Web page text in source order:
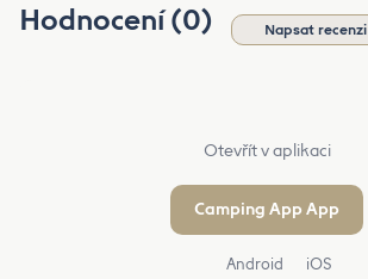
Hodnocení (0) Napsat recenzi
Otevřít v aplikaci
Camping App App
Android iOS